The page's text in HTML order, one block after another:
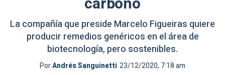
La compañía que preside Marcelo Figueiras quiere
producir remedios genéricos en el área de
biotecnología, pero sostenibles.
PorAndrés Sanguinetti 23/12/2020, 7:18 am